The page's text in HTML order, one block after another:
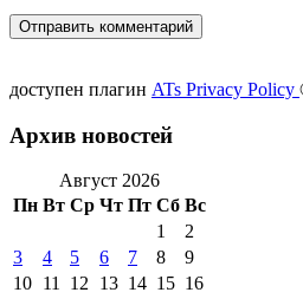
доступен плагин ATs Privacy Policy
Архив новостей
Август 2026
Пн Вт Ср Чт Пт Сб Вс
1
2
3
4 5 6 7 8
9
10 11 12 13 14 15 16